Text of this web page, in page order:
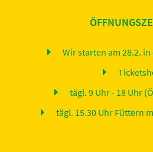
Wir starten am 28.2.
tägl. 9 Uhr - 18 Uhr
tägl. 15.30 Uhr Füttern